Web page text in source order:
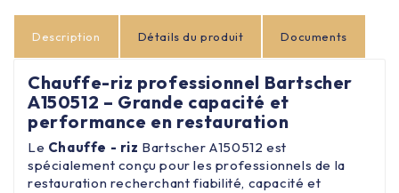
Description Détails du produit Documents
Chauffe-riz professionnel Bartscher
A150512 – Grande capacité et
performance en restauration
Le Chauffe - riz Bartscher A150512 est
spécialement conçu pour les professionnels de la
restauration recherchant fiabilité, capacité et